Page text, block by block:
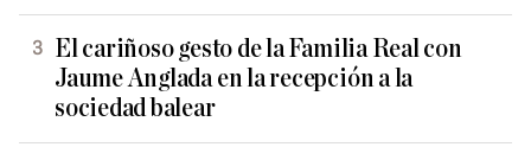
El cariñoso gesto de la Familia Real con
Jaume Anglada en la recepción a la
sociedad balear